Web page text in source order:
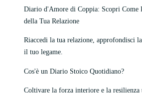
Diario d'Amore di Coppia: Scopri Come
della Tua Relazione
Riaccedi la tua relazione, approfondisci
il tuo legame.
Cos'è un Diario Stoico Quotidiano?
Coltivare la forza interiore e la